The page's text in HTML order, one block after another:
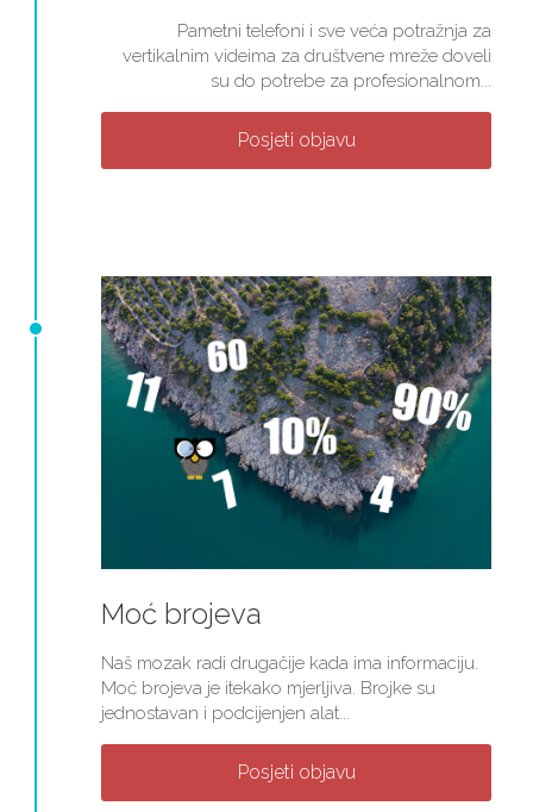
Pametni telefoni i sve veća potražnja za
vertikalnim videima za društvene mreže doveli
su do potrebe za profesionalnom...
Posjeti objavu
Moć brojeva
Naš mozak radi drugačije kada ima informaciju.
Moć brojeva je itekako mjerljiva. Brojke su
jednostavan i podcijenjen alat...
Posjeti objavu